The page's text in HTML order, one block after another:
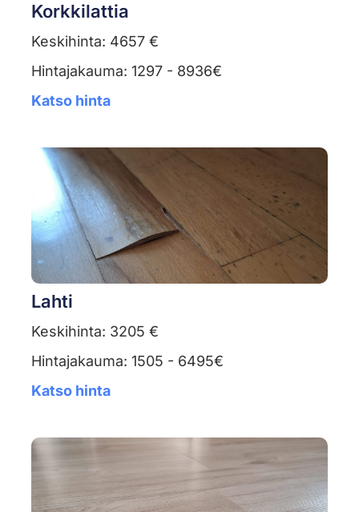
Korkkilattia
Keskihinta: 4657 €
Hintajakauma: 1297 - 8936€
Katso hinta
Lahti
Keskihinta: 3205 €
Hintajakauma: 1505 - 6495€
Katso hinta